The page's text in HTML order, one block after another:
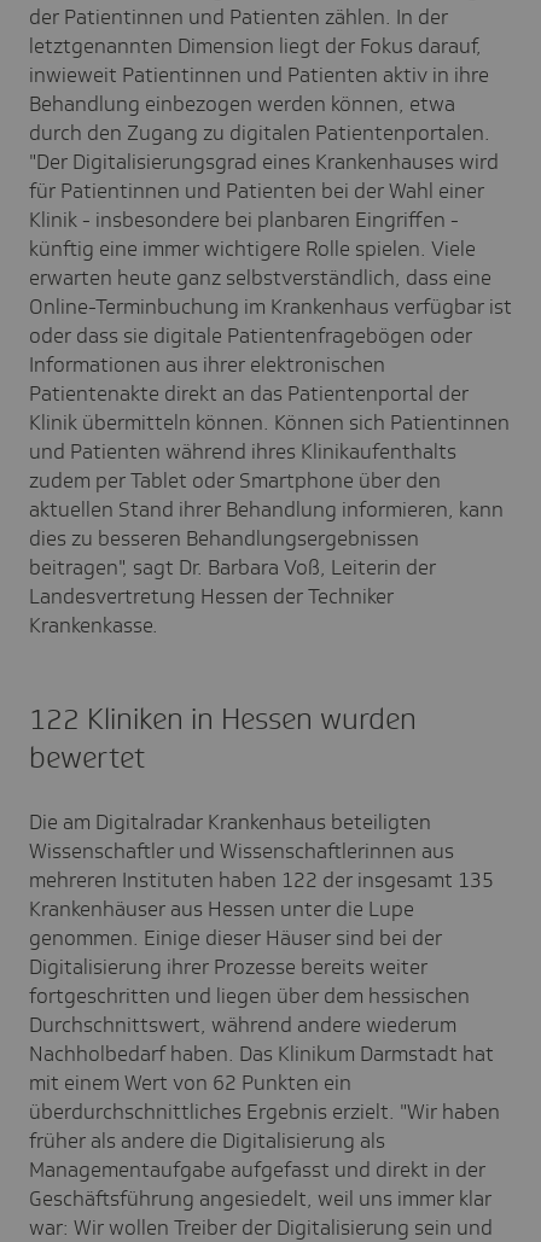
der Patientinnen und Patienten zählen. In der
letztgenannten Dimension liegt der Fokus darauf,
inwieweit Patientinnen und Patienten aktiv in ihre
Behandlung einbezogen werden können, etwa
durch den Zugang zu digitalen Patientenportalen.
"Der Digitalisierungsgrad eines Krankenhauses wird
für Patientinnen und Patienten bei der Wahl einer
Klinik - insbesondere bei planbaren Eingriffen -
künftig eine immer wichtigere Rolle spielen. Viele
erwarten heute ganz selbstverständlich, dass eine
Online-Terminbuchung im Krankenhaus verfügbar ist
oder dass sie digitale Patientenfragebögen oder
Informationen aus ihrer elektronischen
Patientenakte direkt an das Patientenportal der
Klinik übermitteln können. Können sich Patientinnen
und Patienten während ihres Klinikaufenthalts
zudem per Tablet oder Smartphone über den
aktuellen Stand ihrer Behandlung informieren, kann
dies zu besseren Behandlungsergebnissen
beitragen", sagt Dr. Barbara Voß, Leiterin der
Landesvertretung Hessen der Techniker
Krankenkasse.
122 Kliniken in Hessen wurden
bewertet
Die am Digitalradar Krankenhaus beteiligten
Wissenschaftler und Wissenschaftlerinnen aus
mehreren Instituten haben 122 der insgesamt 135
Krankenhäuser aus Hessen unter die Lupe
genommen. Einige dieser Häuser sind bei der
Digitalisierung ihrer Prozesse bereits weiter
fortgeschritten und liegen über dem hessischen
Durchschnittswert, während andere wiederum
Nachholbedarf haben. Das Klinikum Darmstadt hat
mit einem Wert von 62 Punkten ein
überdurchschnittliches Ergebnis erzielt. "Wir haben
früher als andere die Digitalisierung als
Managementaufgabe aufgefasst und direkt in der
Geschäftsführung angesiedelt, weil uns immer klar
war: Wir wollen Treiber der Digitalisierung sein und